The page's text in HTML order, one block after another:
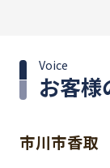
お客様
Voice
市川市香